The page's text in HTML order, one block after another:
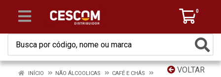
0
VOLTAR
INÍCIO NÃO ÁLCOOLICAS
CAFÉ E CHÁS